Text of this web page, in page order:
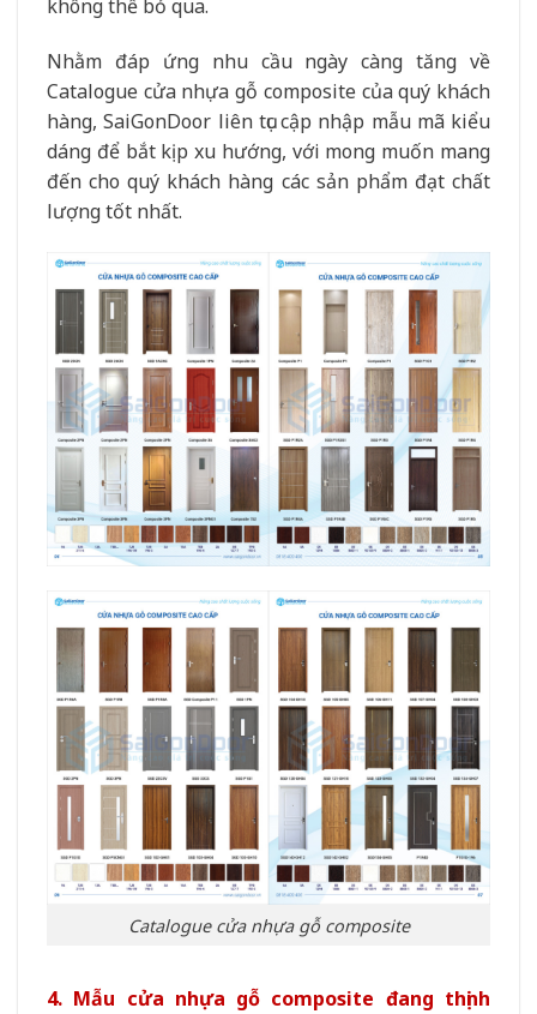
không thể bỏ qua.
Nhằm đáp ứng nhu cầu ngày càng tăng về
Catalogue cửa nhựa gỗ composite của quý khách
hàng, SaiGonDoor liên tục cập nhập mẫu mã kiểu
dáng để bắt kịp xu hướng, với mong muốn mang
đến cho quý khách hàng các sản phẩm đạt chất
lượng tốt nhất.
Catalogue cửa nhựa gỗ composite
4. Mẫu cửa nhựa gỗ composite đang thịnh